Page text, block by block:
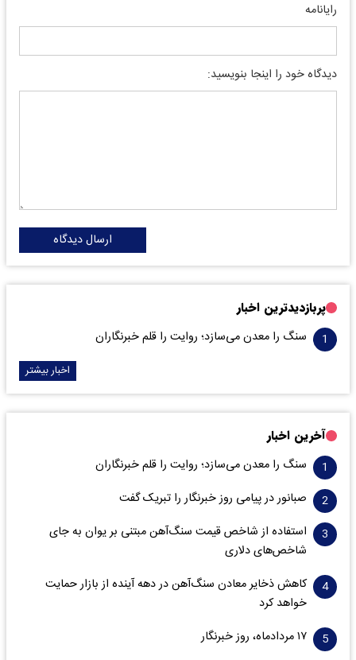
رایانامه
دیدگاه خود را اینجا بنویسید:
ارسال دیدگاه
پربازدیدترین اخبار
سنگ را معدن می‌سازد؛ روایت را قلم خبرنگاران
اخبار بیشتر
آخرین اخبار
سنگ را معدن می‌سازد؛ روایت را قلم خبرنگاران
صبانور در پیامی روز خبرنگار را تبریک گفت
استفاده از شاخص قیمت سنگ‌آهن مبتنی بر یوان به جای
شاخص‌های دلاری
کاهش ذخایر معادن سنگ‌آهن در دهه آینده از بازار حمایت
خواهد کرد
۱۷ مردادماه، روز خبرنگار